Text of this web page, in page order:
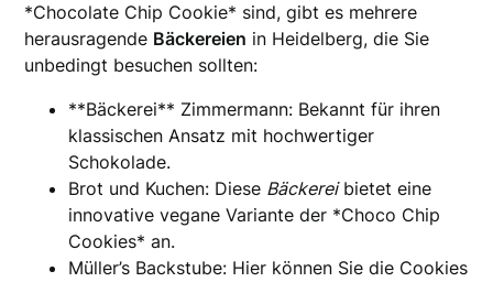
*Chocolate Chip Cookie* sind, gibt es mehrere
herausragende Bäckereien in Heidelberg, die Sie
unbedingt besuchen sollten:
**Bäckerei** Zimmermann: Bekannt für ihren
klassischen Ansatz mit hochwertiger
Schokolade.
Brot und Kuchen: Diese Bäckereibietet eine
innovative vegane Variante der *Choco Chip
Cookies* an.
Müller’s Backstube: Hier können Sie die Cookies